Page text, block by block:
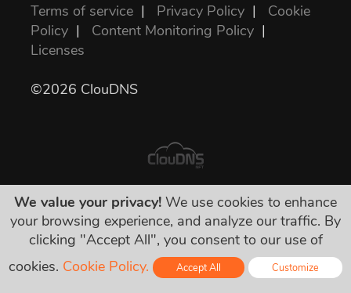
Terms of service | Privacy Policy | Cookie
Policy | Content Monitoring Policy |
Licenses
©2026 ClouDNS
表示されている値段が全部最終的で、必要な
税金を含んでいます。隠された料金などは一
切有りません！
We value your privacy! We use cookies to enhance
your browsing experience, and analyze our traffic. By
clicking "Accept All", you consent to our use of
cookies. Cookie Policy. Accept All Customize